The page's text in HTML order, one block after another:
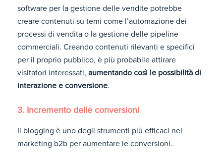
software per la gestione delle vendite potrebbe
creare contenuti su temi come l’automazione dei
processi di vendita o la gestione delle pipeline
commerciali. Creando contenuti rilevanti e specifici
per il proprio pubblico, è più probabile attirare
visitatori interessati, aumentando così le possibilità di
interazione e conversione.
3. Incremento delle conversioni
Il blogging è uno degli strumenti più efficaci nel
marketing b2b per aumentare le conversioni.